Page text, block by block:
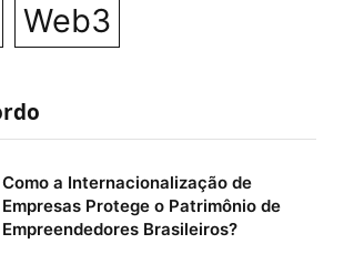
Web3
Como a Internacionalização de
Empresas Protege o Patrimônio de
Empreendedores Brasileiros?